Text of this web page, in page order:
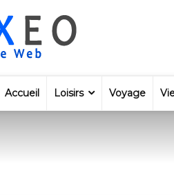
Accueil Loisirs Voyage